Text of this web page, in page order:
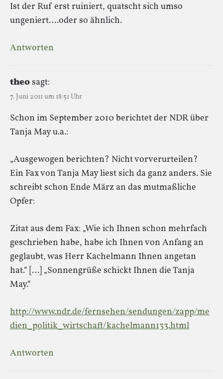
Ist der Ruf erst ruiniert, quatscht sich umso
ungeniert….oder so ähnlich.
Antworten
theosagt:
7. Juni 2011 um 18:51 Uhr
Schon im September 2010 berichtet der NDR über
Tanja May u.a.:
„Ausgewogen berichten? Nicht vorverurteilen?
Ein Fax von Tanja May liest sich da ganz anders. Sie
schreibt schon Ende März an das mutmaßliche
Opfer:
Zitat aus dem Fax: „Wie ich Ihnen schon mehrfach
geschrieben habe, habe ich Ihnen von Anfang an
geglaubt, was Herr Kachelmann Ihnen angetan
hat.“ […] „Sonnengrüße schickt Ihnen die Tanja
May.“
http://www.ndr.de/fernsehen/sendungen/zapp/me
dien_politik_wirtschaft/kachelmann133.html
Antworten